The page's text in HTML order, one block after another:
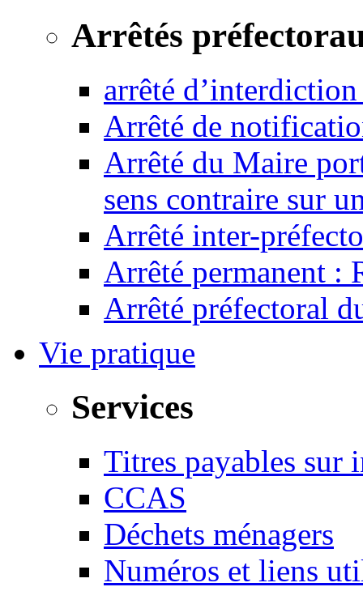
Arrêtés
arrêté
Arrêté de
Arrêté du Maire
sens contraire sur
Arrêté inter-
Arrêté permanent :
Arrêté préfectoral
Vie pratique
Services
Titres payables sur
CCAS
Déchets ménagers
Numéros et liens